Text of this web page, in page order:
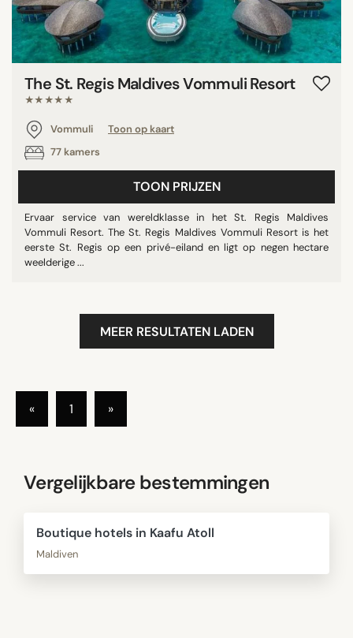
The St. Regis Maldives Vommuli Resort
★★★★★
Vommuli
Toon op kaart
77 kamers
TOON PRIJZEN
Ervaar service van wereldklasse in het St. Regis Maldives
Vommuli Resort. The St. Regis Maldives Vommuli Resort is het
eerste St. Regis op een privé-eiland en ligt op negen hectare
weelderige ...
MEER RESULTATEN LADEN
« 1 »
Vergelijkbare bestemmingen
Boutique hotels in Kaafu Atoll
Maldiven